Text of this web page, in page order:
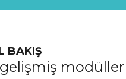
BAKIŞ
modüller